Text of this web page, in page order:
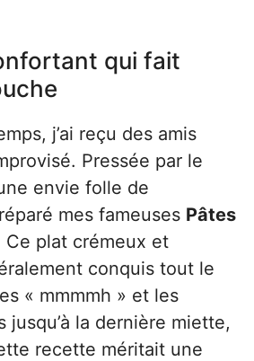
qui fait
j’ai reçu des amis
Pressée par le
envie folle de
mes fameuses Pâtes
Ce plat crémeux et
conquis tout le
« mmmmh » et les
jusqu’à la dernière miette,
recette méritait une